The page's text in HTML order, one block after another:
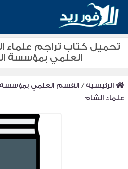
العلمي بمؤسسة
الرئيسية /القسم العلمي بمؤسسة
علماء الشام